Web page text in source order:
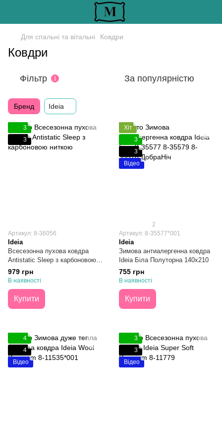
Для спальні та вітальні Ковдри
Ковдри
Фільтр 1 За популярністю
Бренд Ideia
3
3
Артикул: 8-36056
Ideia
Всесезонна пухова ковдра
Antistatic Sleep з карбоновою
ниткою 140х210
979 грн
В наявності
Купити
Хіт
3
3
Відео
2
Артикул: 8-35577*001
Ideia
Зимова антиалергенна ковдра
Ideia Біла Полуторна 140х210
755 грн
В наявності
Купити
4
4
Відео
3
3
Відео